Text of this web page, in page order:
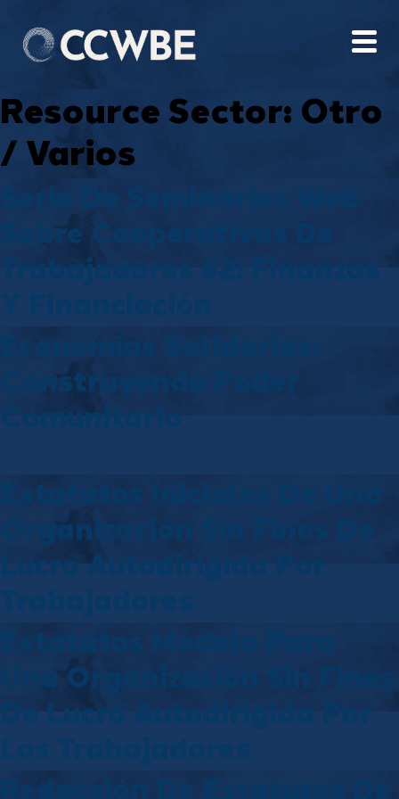
Resource Sector: Otro
/ Varios
Serie De Seminarios Web
Sobre Cooperativas De
Trabajadores #2: Finanzas
Economías Solidarias:
Construyendo Poder
Comunitario
Estatutos Iniciales De Una
Organización Sin Fines De
Lucro Autodirigida Por
Estatutos Modelo Para
Una Organización Sin Fines
De Lucro Autodirigida Por
Redacción De Estatutos De